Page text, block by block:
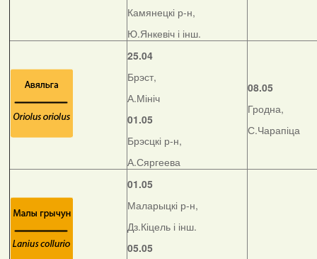
Камянецкі р-н,
Ю.Янкевіч і інш.
25.04
Брэст,
А.Мініч
01.05
Брэсцкі р-н,
А.Сяргеева
08.05
Гродна,
С.Чарапіца
01.05
Маларыцкі р-н,
Дз.Кіцель і інш.
05.05